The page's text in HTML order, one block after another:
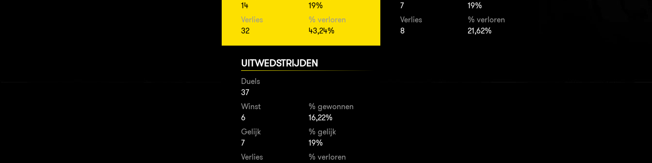
14
19%
Verlies
32
% verloren
43,24%
7
19%
Verlies
8
% verloren
21,62%
UITWEDSTRIJDEN
Duels
37
Winst
6
% gewonnen
16,22%
Gelijk
7
% gelijk
19%
Verlies
% verloren